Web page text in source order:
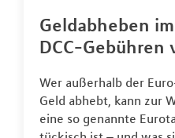
Geldabheben
DCC-Gebühren
Wer außerhalb der
Geld abhebt, kann zur
eine so genannte